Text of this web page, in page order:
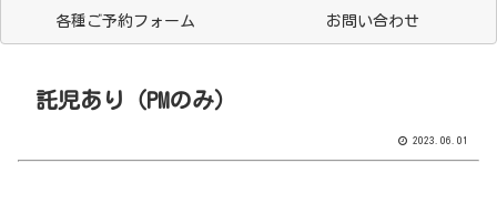
各種ご予約フォーム お問い合わせ
託児あり（PMのみ）
2023.06.01